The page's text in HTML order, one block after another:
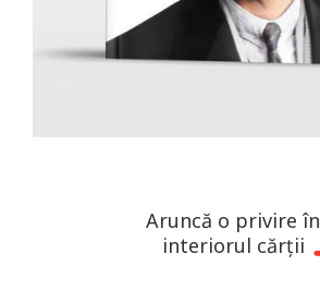
Aruncă o privire în
interiorul cărții